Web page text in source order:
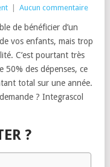
Aucun commentaire
de bénéficier d’un
vos enfants, mais trop
C’est pourtant très
50% des dépenses, ce
total sur une année.
? Integrascol
?